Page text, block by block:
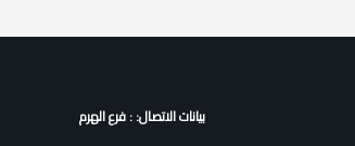
بيانات الاتصال: : فرع الهرم